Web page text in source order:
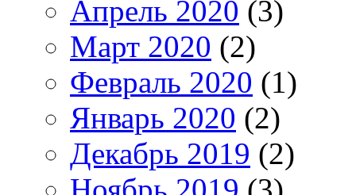
Апрель 2020 (3)
Март 2020 (2)
Февраль 2020 (1)
Январь 2020 (2)
Декабрь 2019 (2)